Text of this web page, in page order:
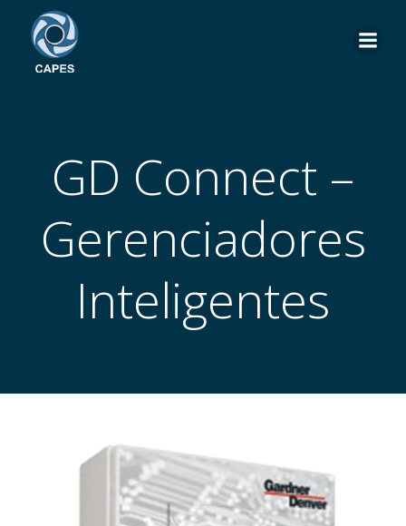
GD Connect –
Gerenciadores
Inteligentes